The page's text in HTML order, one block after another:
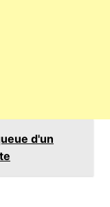
d'un